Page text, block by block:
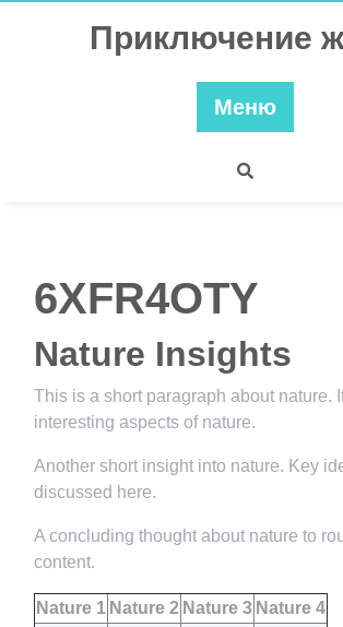
Приключение
Меню
6XFR4OTY
Nature Insights
This is a short paragraph about nature.
interesting aspects of nature.
Another short insight into nature. Key
discussed here.
A concluding thought about nature to
content.
Nature 1 Nature 2 Nature 3 Nature 4